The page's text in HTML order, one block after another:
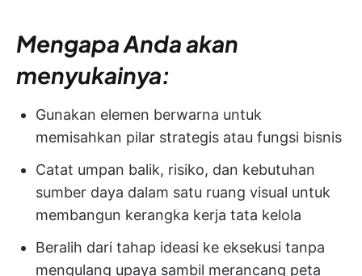
Mengapa Anda akan
menyukainya:
Gunakan elemen berwarna untuk
memisahkan pilar strategis atau fungsi bisnis
Catat umpan balik, risiko, dan kebutuhan
sumber daya dalam satu ruang visual untuk
membangun kerangka kerja tata kelola
Beralih dari tahap ideasi ke eksekusi tanpa
mengulang upaya sambil merancang peta